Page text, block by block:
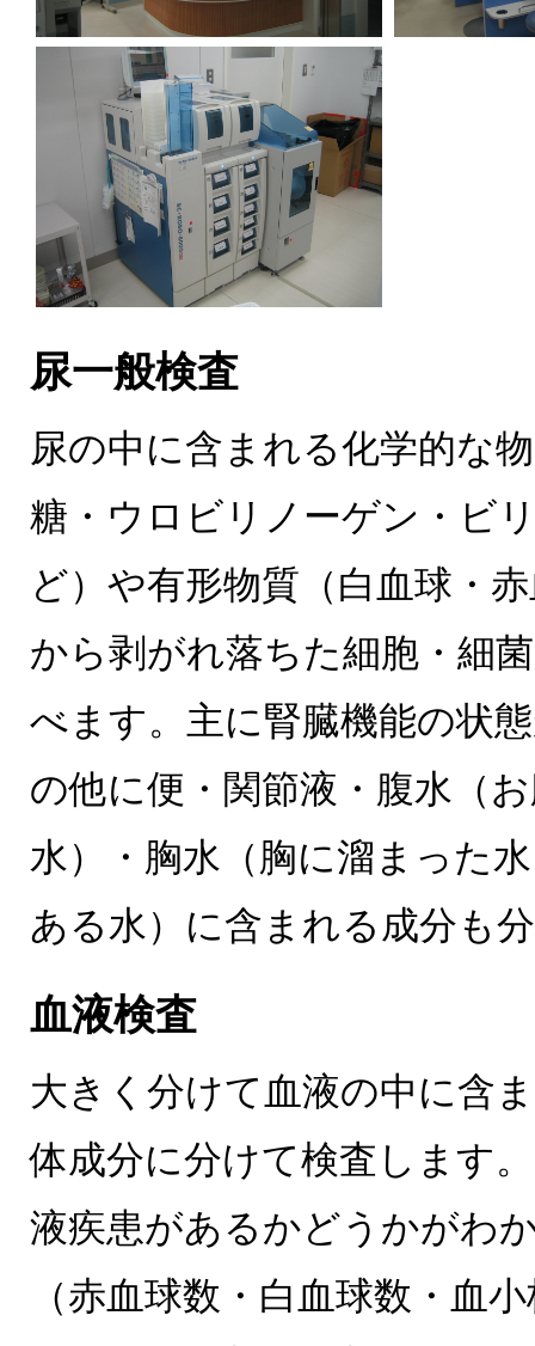
尿一般検査
尿の中に含まれる化学的な
糖・ウロビリノーゲン・ビ
ど）や有形物質（白血球・
から剥がれ落ちた細胞・細
べます。主に腎臓機能の状
の他に便・関節液・腹水（
水）・胸水（胸に溜まった
ある水）に含まれる成分も
血液検査
大きく分けて血液の中に含
体成分に分けて検査します
液疾患があるかどうかがわ
（赤血球数・白血球数・血